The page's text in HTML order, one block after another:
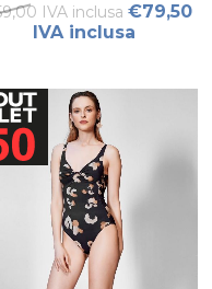
IVA inclusa €79,50
IVA inclusa